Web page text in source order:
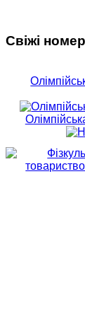
Свіжі